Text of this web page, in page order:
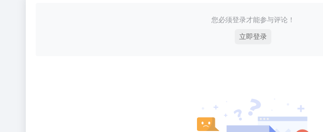
您必须登录才能参与评论！
立即登录